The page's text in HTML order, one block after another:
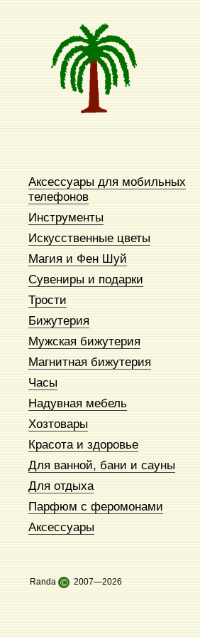
Аксессуары для мобильных
телефонов
Инструменты
Искусственные цветы
Магия и Фен Шуй
Сувениры и подарки
Трости
Бижутерия
Мужская бижутерия
Магнитная бижутерия
Часы
Надувная мебель
Хозтовары
Красота и здоровье
Для ванной, бани и сауны
Для отдыха
Парфюм с феромонами
Аксессуары
Randa © 2007—2026